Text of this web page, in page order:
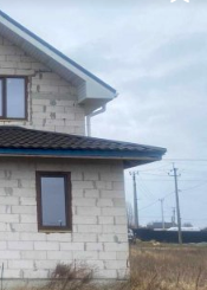
об'єкт стане
з уже підведеними
й
30 км.До
15 км.Без комісії.